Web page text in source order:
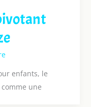
enfants, le
une